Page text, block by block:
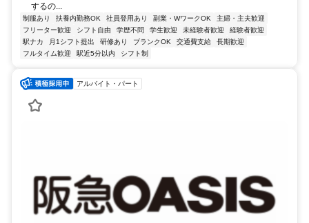
するの...
制服あり 扶養内勤務OK 社員登用あり 副業・WワークOK
主婦・主夫歓迎
フリーター歓迎
シフト自由 学歴不問 学生歓迎 未経験者歓迎
経験者歓迎
駅ナカ
月1シフト提出 研修あり ブランクOK 交通費支給
長期歓迎
フルタイム歓迎
駅近5分以内 シフト制
アルバイト・パート